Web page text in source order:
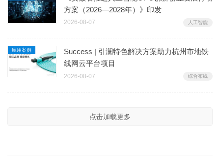
方案（2026—2028年）》印发
2026-08-07 人工智能
应用案例
Success | 引澜特色解决方案助力杭州市地铁
线网云平台项目
2026-08-07 综合布线
点击加载更多